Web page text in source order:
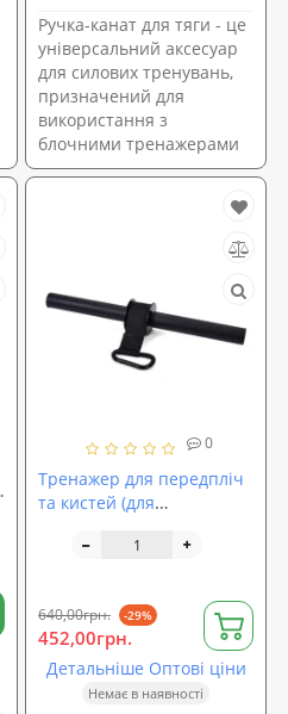
Ручка-канат для тяги - це
універсальний аксесуар
для силових тренувань,
призначений для
використання з
блочними тренажерами
0
Тренажер для передпліч
та кистей (для
ручками + ремінь для
640,00грн. -29%
452,00грн.
Детальніше Оптові ціни
Немає в наявності